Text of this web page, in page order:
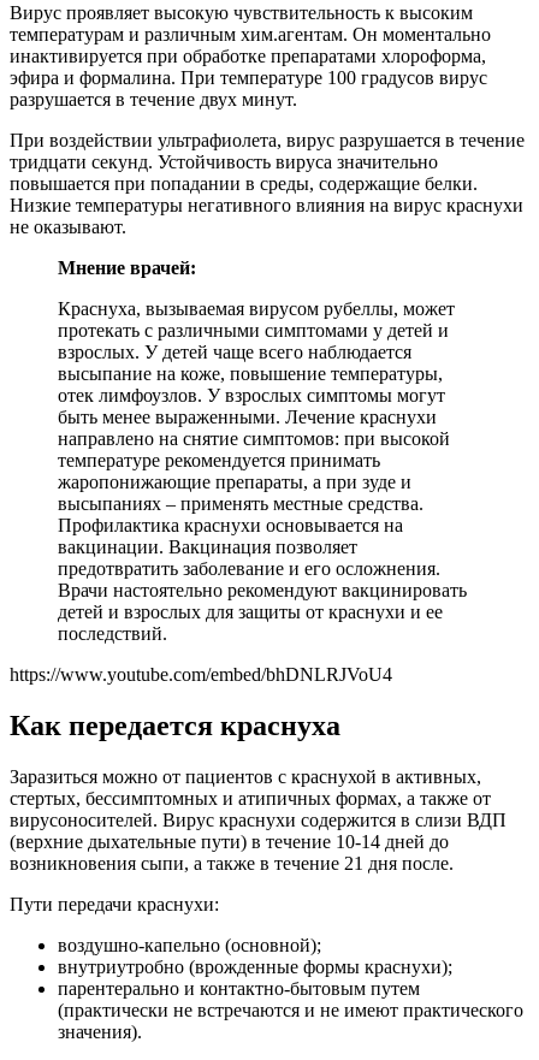
Вирус проявляет высокую чувствительность к высоким
температурам и различным хим.агентам. Он моментально
инактивируется при обработке препаратами хлороформа,
эфира и формалина. При температуре 100 градусов вирус
разрушается в течение двух минут.
При воздействии ультрафиолета, вирус разрушается в течение
тридцати секунд. Устойчивость вируса значительно
повышается при попадании в среды, содержащие белки.
Низкие температуры негативного влияния на вирус краснухи
не оказывают.
Мнение врачей:
Краснуха, вызываемая вирусом рубеллы, может
протекать с различными симптомами у детей и
взрослых. У детей чаще всего наблюдается
высыпание на коже, повышение температуры,
отек лимфоузлов. У взрослых симптомы могут
быть менее выраженными. Лечение краснухи
направлено на снятие симптомов: при высокой
температуре рекомендуется принимать
жаропонижающие препараты, а при зуде и
высыпаниях – применять местные средства.
Профилактика краснухи основывается на
вакцинации. Вакцинация позволяет
предотвратить заболевание и его осложнения.
Врачи настоятельно рекомендуют вакцинировать
детей и взрослых для защиты от краснухи и ее
последствий.
https://www.youtube.com/embed/bhDNLRJVoU4
Как передается краснуха
Заразиться можно от пациентов с краснухой в активных,
стертых, бессимптомных и атипичных формах, а также от
вирусоносителей. Вирус краснухи содержится в слизи ВДП
(верхние дыхательные пути) в течение 10-14 дней до
возникновения сыпи, а также в течение 21 дня после.
Пути передачи краснухи:
воздушно-капельно (основной);
внутриутробно (врожденные формы краснухи);
парентерально и контактно-бытовым путем
(практически не встречаются и не имеют практического
значения).